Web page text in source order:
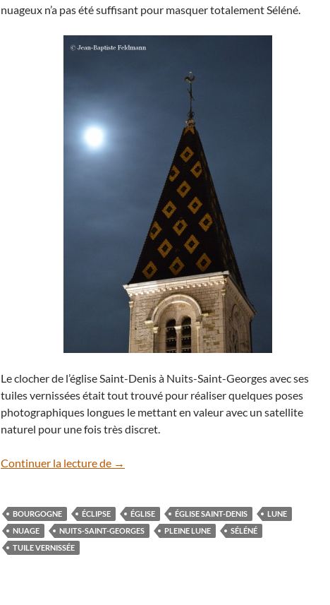
nuageux n’a pas été suffisant pour masquer totalement Séléné.
Le clocher de l’église Saint-Denis à Nuits-Saint-Georges avec ses
tuiles vernissées était tout trouvé pour réaliser quelques poses
photographiques longues le mettant en valeur avec un satellite
naturel pour une fois très discret.
Continuer la lecture de Pleine Lune voilée
→
BOURGOGNE ÉCLIPSE ÉGLISE ÉGLISE SAINT-DENIS
LUNE
NUAGE
NUITS-SAINT-GEORGES PLEINE LUNE
SÉLÉNÉ
TUILE VERNISSÉE